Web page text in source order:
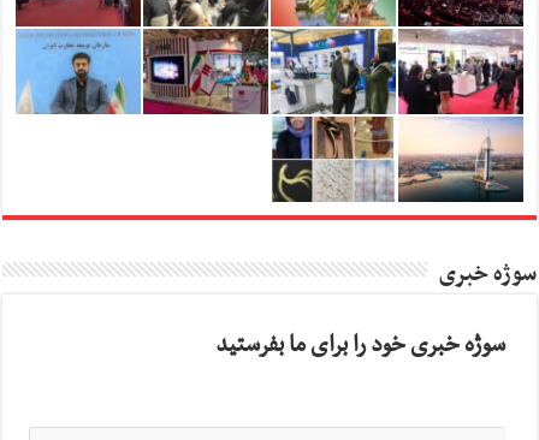
سوژه خبری
سوژه خبری خود را برای ما بفرستید